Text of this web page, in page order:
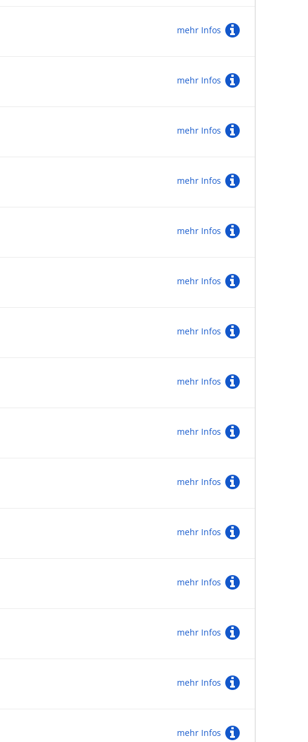
mehr Infos
mehr Infos
mehr Infos
mehr Infos
mehr Infos
mehr Infos
mehr Infos
mehr Infos
mehr Infos
mehr Infos
mehr Infos
mehr Infos
mehr Infos
mehr Infos
mehr Infos